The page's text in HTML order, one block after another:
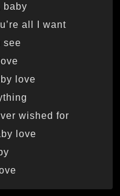
baby
all I want
love
wished for
love